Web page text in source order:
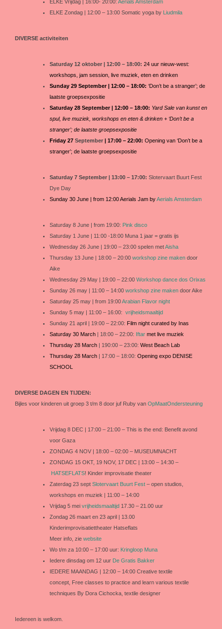
ELKE Vrijdag | 16:00- 20:00: Aerials Amsterdam
ELKE Zondag | 12:00 – 13:00 Somatic yoga by
Liudmila
DIVERSE activiteiten
Saturday 12 oktober | 12:00 – 18:00: 24 uur nieuw-west:
workshops, jam session, live muziek, eten en drinken
Sunday 29 September | 12:00 – 18:00: ‘Don’t be a stranger’; de
laatste groepsexpositie
Saturday 28 September | 12:00 – 18:00: Yard Sale van kunst en
spul, live muziek, workshops en eten & drinken + ‘Don’t be a
stranger’; de laatste groepsexpositie
Friday 27 September| 17:00 – 22:00: Opening van ‘Don’t be a
stranger’; de laatste groepsexpositie
Saturday 7 September | 13:00 – 17:00: Slotervaart Buurt Fest
Dye Day
Sunday 30 June | from 12:00 Aerials Jam byAerials Amsterdam
Saturday 8 June | from 19:00: Pink disco
Saturday 1 June | 11:00 -18:00 Muna 1 jaar = gratis ijs
Wednesday 26 June | 19:00 – 23:00 spelen metAisha
Thursday 13 June | 18:00 – 20:00 workshop zine makendoor
Aike
Wednesday 29 May | 19:00 – 22:00 Workshop dance dos Orixas
Sunday 26 may | 11:00 – 14:00workshop zine makendoor Aike
Saturday 25 may | from 19:00Arabian Flavor night
Sunday 5 may | 11:00 – 16:00: vrijheidsmaaltijd
Sunday 21 april | 19:00 – 22:00: Film night curated by Inas
Saturday 30 March| 18:00 – 22:00: Iftarmet live muziek
Thursday 28 March| 190:00 – 23:00: West Beach Lab
Thursday 28 March| 17:00 – 18:00: Opening expo DENISE
SCHOOL
DIVERSE DAGEN EN TIJDEN:
Bijles voor kinderen uit groep 3 t/m 8 door juf Ruby van OpMaatOndersteuning
Vrijdag 8 DEC | 17:00 – 21:00 – This is the end: Benefit avond
voor Gaza
ZONDAG 4 NOV | 18:00 – 02:00 – MUSEUMNACHT
ZONDAG 15 OKT, 19 NOV, 17 DEC | 13:00 – 14:30 –
HATSEFLATS! Kinder improvisatie theater
Zaterdag 23 sept Slotervaart Buurt Fest– open studios,
workshops en muziek | 11:00 – 14:00
Vrijdag 5 mei vrijheidsmaaltijd 17.30 – 21.00 uur
Zondag 26 maart en 23 april | 13.00
Kinderimprovisatiettheater Hatseflats
Meer info, zie website
Wo t/m za 10:00 – 17:00 uur: Kringloop Muna
Iedere dinsdag om 12 uur De Gratis Bakker
IEDERE MAANDAG | 12:00 – 14:00 Creative textile
concept, Free classes to practice and learn various textile
techniques By Dora Cichocka, textile designer
Iedereen is welkom.